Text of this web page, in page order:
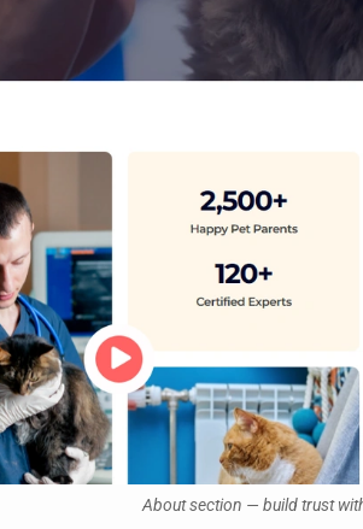
About section — build trust